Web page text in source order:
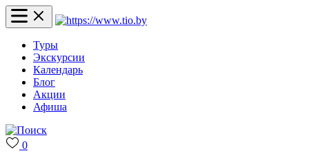
Туры
Экскурсии
Календарь
Блог
Акции
Афиша
0